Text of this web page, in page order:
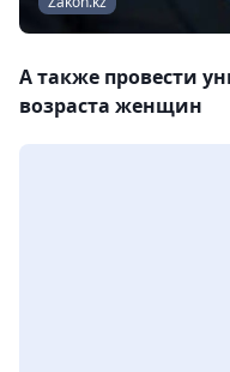
А также провести
возраста женщин